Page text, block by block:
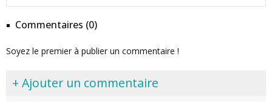
Commentaires (0)
Soyez le premier à publier un commentaire !
+ Ajouter un commentaire